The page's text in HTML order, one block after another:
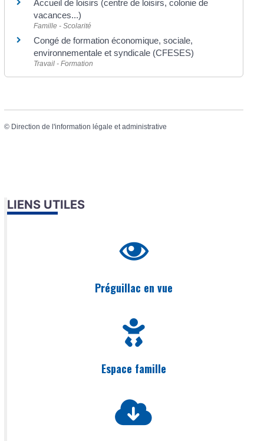
Accueil de loisirs (centre de loisirs, colonie de
vacances...)
Famille - Scolarité
Congé de formation économique, sociale,
environnementale et syndicale (CFESES)
Travail - Formation
© Direction de l'information légale et administrative
LIENS UTILES
Préguillac en vue
Espace famille